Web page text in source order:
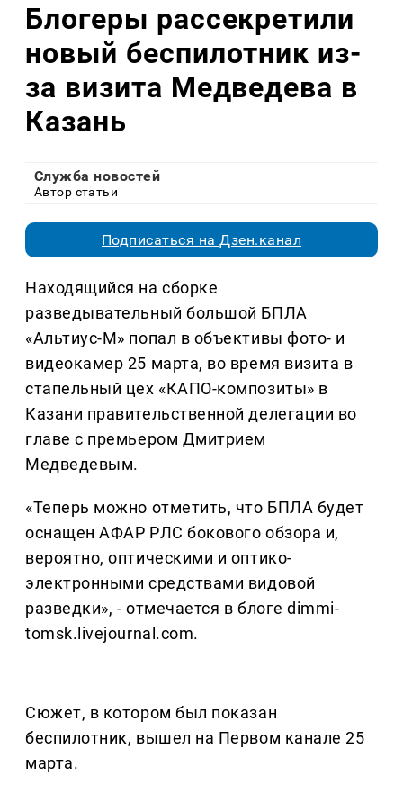
Блогеры рассекретили
новый беспилотник из-
за визита Медведева в
Казань
Служба новостей
Автор статьи
Подписаться на Дзен.канал
Находящийся на сборке
разведывательный большой БПЛА
«Альтиус-М» попал в объективы фото- и
видеокамер 25 марта, во время визита в
стапельный цех «КАПО-композиты» в
Казани правительственной делегации во
главе с премьером Дмитрием
Медведевым.
«Теперь можно отметить, что БПЛА будет
оснащен АФАР РЛС бокового обзора и,
вероятно, оптическими и оптико-
электронными средствами видовой
разведки», - отмечается в блоге dimmi-
tomsk.livejournal.com.
Сюжет, в котором был показан
беспилотник, вышел на Первом канале 25
марта.